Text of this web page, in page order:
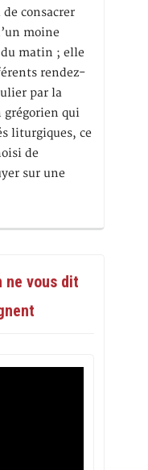
consacrer
moine
du matin ; elle
rendez-
par la
grégorien qui
liturgiques, ce
de
sur une
ne vous dit